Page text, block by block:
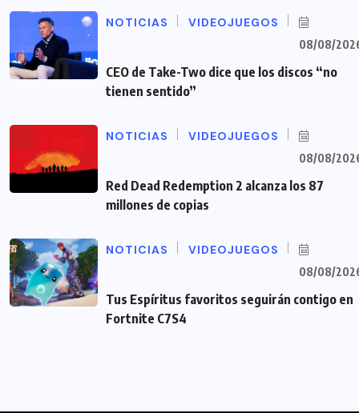
NOTICIAS VIDEOJUEGOS
08/08/
CEO de Take-Two dice que los discos “no
tienen sentido”
NOTICIAS VIDEOJUEGOS
08/08/
Red Dead Redemption 2 alcanza los 87
millones de copias
NOTICIAS VIDEOJUEGOS
08/08/
Tus Espíritus favoritos seguirán contigo en
Fortnite C7S4